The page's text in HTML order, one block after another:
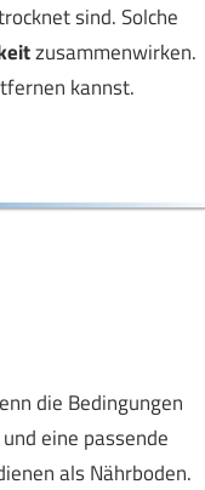
sind. Solche
zusammenwirken.
kannst.
die Bedingungen
eine passende
als Nährboden.